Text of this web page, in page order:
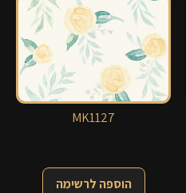
MK1127
הוספה לרשימה